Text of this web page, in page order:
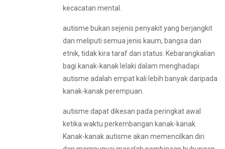
kecacatan mental.
autisme bukan sejenis penyakit yang berjangkit
dan meliputi semua jenis kaum, bangsa dan
etnik, tidak kira taraf dan status. Kebarangkalian
bagi kanak-kanak lelaki dalam menghadapi
autisme adalah empat kali lebih banyak daripada
kanak-kanak perempuan.
autisme dapat dikesan pada peringkat awal
ketika waktu perkembangan kanak-kanak.
Kanak-kanak autisme akan memencilkan diri